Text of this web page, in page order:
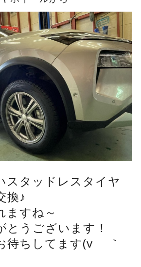
スタッドレスタイヤ
換♪
ますね～
とうございます！
待ちしてます(v ゝ｀